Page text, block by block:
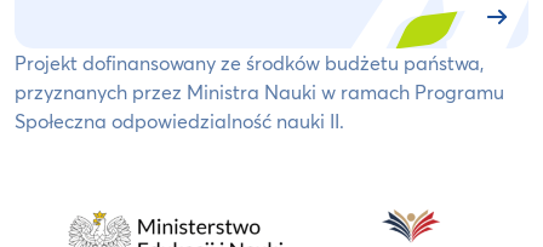
Projekt dofinansowany ze środków budżetu państwa,
przyznanych przez Ministra Nauki w ramach Programu
Społeczna odpowiedzialność nauki II.